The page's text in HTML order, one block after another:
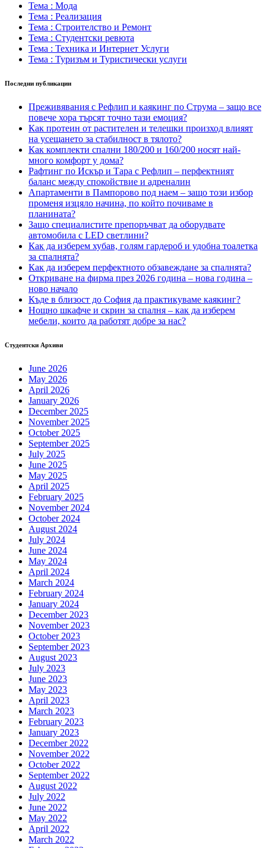
Тема : Мода
Тема : Реализация
Тема : Строителство и Ремонт
Тема : Студентски ревюта
Тема : Техника и Интернет Услуги
Тема : Туризъм и Туристически услуги
Последни публикации
Преживявания с Рефлип и каякинг по Струма – защо все
повече хора търсят точно тази емоция?
Как протеин от растителен и телешки произход влияят
на усещането за стабилност в тялото?
Как комплекти спални 180/200 и 160/200 носят най-
много комфорт у дома?
Рафтинг по Искър и Тара с Рефлип – перфектният
баланс между спокойствие и адреналин
Апартаменти в Пампорово под наем – защо този избор
променя изцяло начина, по който почиваме в
планината?
Защо специалистите препоръчват да оборудвате
автомобила с LED светлини?
Как да изберем хубав, голям гардероб и удобна тоалетка
за спалнята?
Как да изберем перфектното обзавеждане за спалнята?
Откриване на фирма през 2026 година – нова година –
ново начало
Къде в близост до София да практикуваме каякинг?
Нощно шкафче и скрин за спалня – как да изберем
мебели, които да работят добре за нас?
Студентски Архиви
June 2026
May 2026
April 2026
January 2026
December 2025
November 2025
October 2025
September 2025
July 2025
June 2025
May 2025
April 2025
February 2025
November 2024
October 2024
August 2024
July 2024
June 2024
May 2024
April 2024
March 2024
February 2024
January 2024
December 2023
November 2023
October 2023
September 2023
August 2023
July 2023
June 2023
May 2023
April 2023
March 2023
February 2023
January 2023
December 2022
November 2022
October 2022
September 2022
August 2022
July 2022
June 2022
May 2022
April 2022
March 2022